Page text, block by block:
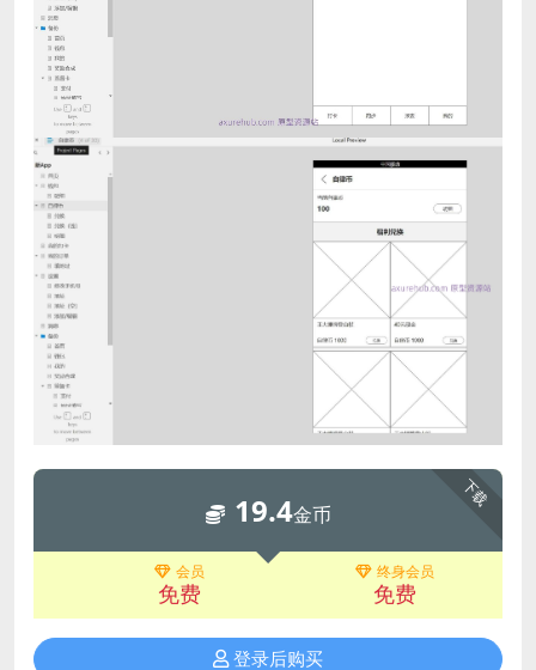
下载
19.4金币
会员
免费
终身会员
免费
登录后购买